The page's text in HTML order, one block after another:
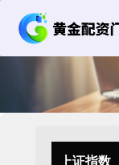
上证指数